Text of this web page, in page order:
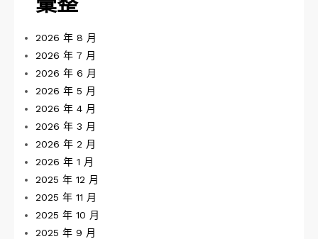
彙整
2026 年 8 月
2026 年 7 月
2026 年 6 月
2026 年 5 月
2026 年 4 月
2026 年 3 月
2026 年 2 月
2026 年 1 月
2025 年 12 月
2025 年 11 月
2025 年 10 月
2025 年 9 月